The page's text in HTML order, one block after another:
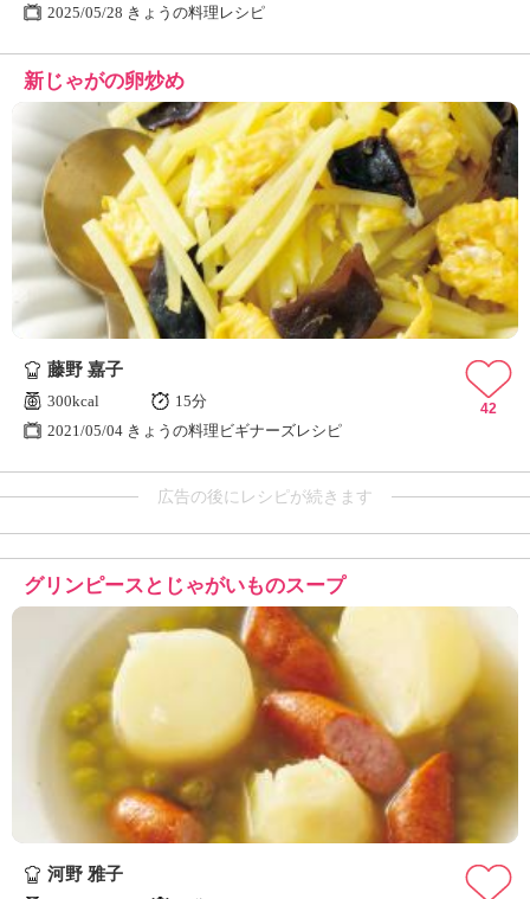
2025/05/28 きょうの料理レシピ
新じゃがの卵炒め
藤野 嘉子
300kcal
15分
2021/05/04 きょうの料理ビギナーズレシピ
42
広告の後にレシピが続きます
グリンピースとじゃがいものスープ
河野 雅子